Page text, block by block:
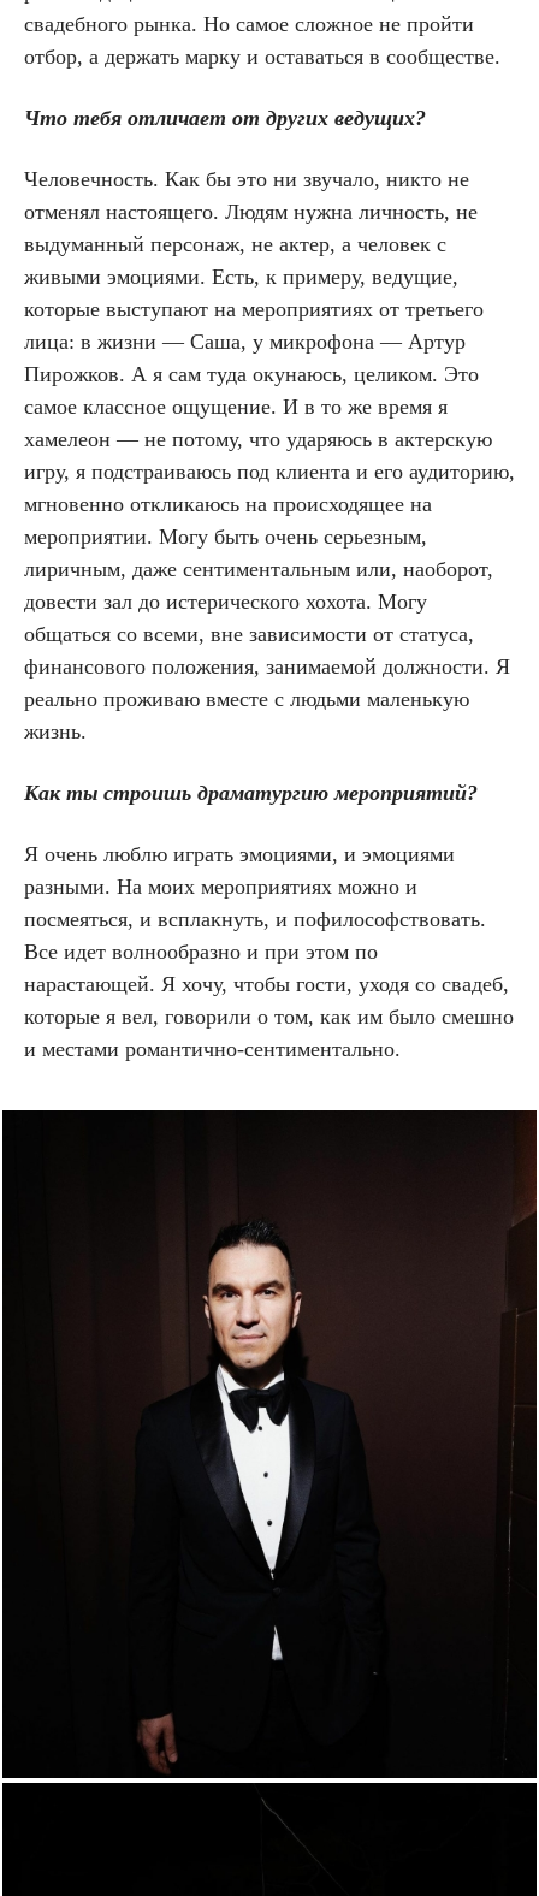
свадебного рынка. Но самое сложное не пройти
отбор, а держать марку и оставаться в сообществе.
Что тебя отличает от других ведущих?
Человечность. Как бы это ни звучало, никто не
отменял настоящего. Людям нужна личность, не
выдуманный персонаж, не актер, а человек с
живыми эмоциями. Есть, к примеру, ведущие,
которые выступают на мероприятиях от третьего
лица: в жизни — Саша, у микрофона — Артур
Пирожков. А я сам туда окунаюсь, целиком. Это
самое классное ощущение. И в то же время я
хамелеон — не потому, что ударяюсь в актерскую
игру, я подстраиваюсь под клиента и его аудиторию,
мгновенно откликаюсь на происходящее на
мероприятии. Могу быть очень серьезным,
лиричным, даже сентиментальным или, наоборот,
довести зал до истерического хохота. Могу
общаться со всеми, вне зависимости от статуса,
финансового положения, занимаемой должности. Я
реально проживаю вместе с людьми маленькую
жизнь.
Как ты строишь драматургию мероприятий?
Я очень люблю играть эмоциями, и эмоциями
разными. На моих мероприятиях можно и
посмеяться, и всплакнуть, и пофилософствовать.
Все идет волнообразно и при этом по
нарастающей. Я хочу, чтобы гости, уходя со свадеб,
которые я вел, говорили о том, как им было смешно
и местами романтично-сентиментально.